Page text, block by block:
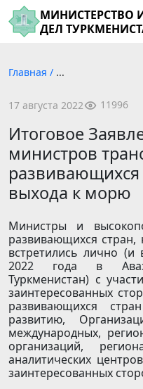
МИНИСТЕРСТВО
ДЕЛ
Главная / ...
17 августа 2022 11996
Итоговое
министров
выхода к морю
Министры и
развивающихся
встретились лично (и
2022 года в
Туркменистан) с
заинтересованных
развивающихся
развитию,
международных,
организаций,
аналитических
заинтересованных